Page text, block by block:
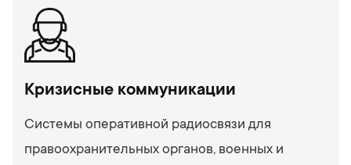
Кризисные коммуникации
Системы оперативной радиосвязи для
правоохранительных органов, военных и